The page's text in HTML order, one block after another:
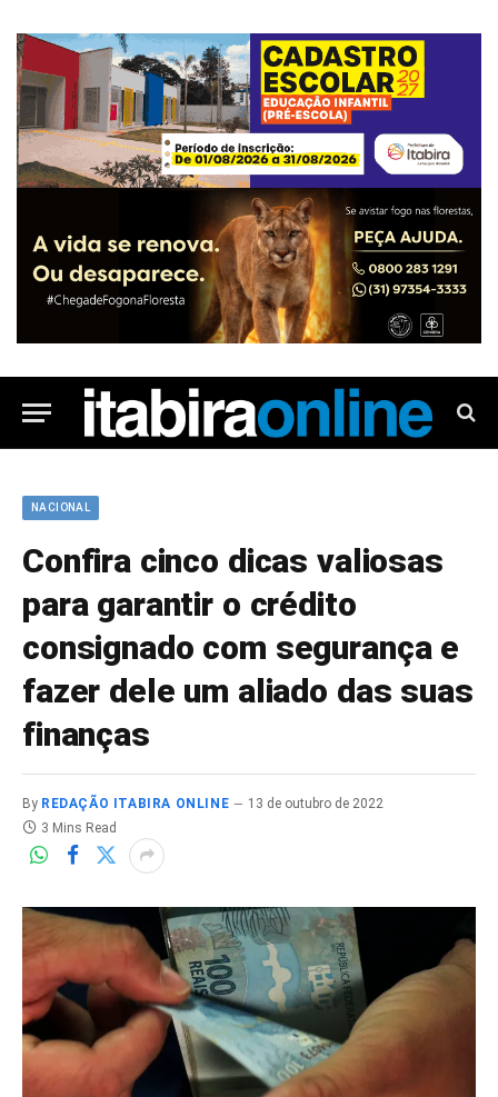
NACIONAL
Confira cinco dicas valiosas
para garantir o crédito
consignado com segurança e
fazer dele um aliado das suas
finanças
By REDAÇÃO ITABIRA ONLINE
13 de outubro de 2022
3 Mins Read